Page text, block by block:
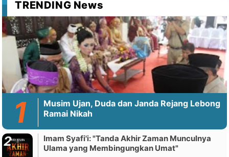
TRENDING News
Musim Ujan, Duda dan Janda Rejang Lebong
Ramai Nikah
Imam Syafi'i: "Tanda Akhir Zaman Munculnya
Ulama yang Membingungkan Umat"